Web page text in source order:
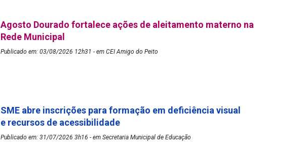
Agosto Dourado fortalece ações de aleitamento materno na
Rede Municipal
Publicado em: 03/08/2026 12h31 - em CEI Amigo do Peito
SME abre inscrições para formação em deficiência visual
e recursos de acessibilidade
Publicado em: 31/07/2026 3h16 - em Secretaria Municipal de Educação